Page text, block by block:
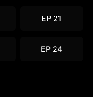
EP 21
EP 24